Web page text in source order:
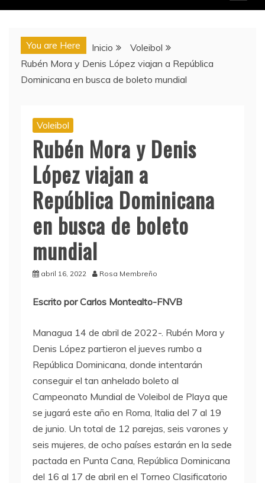
You are Here Inicio
Voleibol
Rubén Mora y Denis López viajan a República
Dominicana en busca de boleto mundial
Voleibol
Rubén Mora y Denis
López viajan a
República Dominicana
en busca de boleto
mundial
abril 16, 2022 Rosa Membreño
Escrito por Carlos Montealto-FNVB
Managua 14 de abril de 2022-. Rubén Mora y
Denis López partieron el jueves rumbo a
República Dominicana, donde intentarán
conseguir el tan anhelado boleto al
Campeonato Mundial de Voleibol de Playa que
se jugará este año en Roma, Italia del 7 al 19
de junio. Un total de 12 parejas, seis varones y
seis mujeres, de ocho países estarán en la sede
pactada en Punta Cana, República Dominicana
del 16 al 17 de abril en el Torneo Clasificatorio